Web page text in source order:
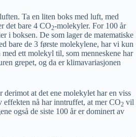
Ta en liten boks med luft, med
det bare 4 CO2-molekyler. For 100 år
i boksen. De som lager de matematiske
bare de 3 første molekylene, har vi kun
ett molekyl til, som menneskene har
grepet, og da er klimavariasjonen
derimot at det ene molekylet har en viss
effekten nå har inntruffet, at mer CO2 vil
også de siste 100 år er dominert av